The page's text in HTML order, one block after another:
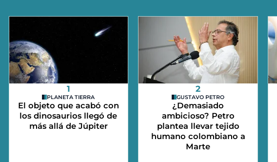
1
PLANETA TIERRA
El objeto que acabó con
los dinosaurios llegó de
más allá de Júpiter
2
GUSTAVO PETRO
¿Demasiado
ambicioso? Petro
plantea llevar tejido
humano colombiano a
Marte